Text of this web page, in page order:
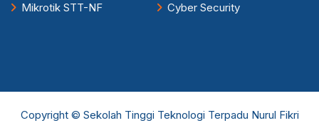
Mikrotik STT-NF Cyber Security
Copyright © Sekolah Tinggi Teknologi Terpadu Nurul Fikri